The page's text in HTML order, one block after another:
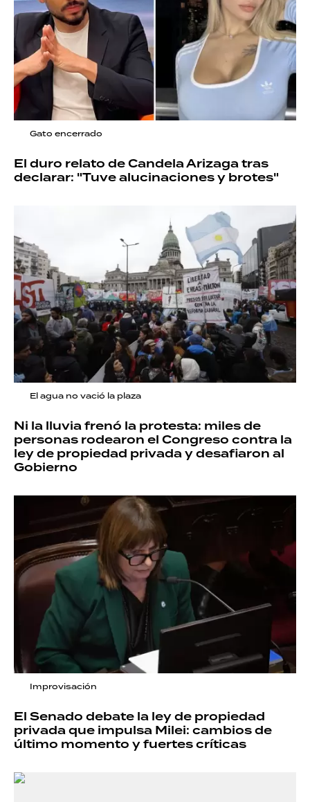
Gato encerrado
El duro relato de Candela Arizaga tras
declarar: "Tuve alucinaciones y brotes"
El agua no vació la plaza
Ni la lluvia frenó la protesta: miles de
personas rodearon el Congreso contra la
ley de propiedad privada y desafiaron al
Gobierno
Improvisación
El Senado debate la ley de propiedad
privada que impulsa Milei: cambios de
último momento y fuertes críticas